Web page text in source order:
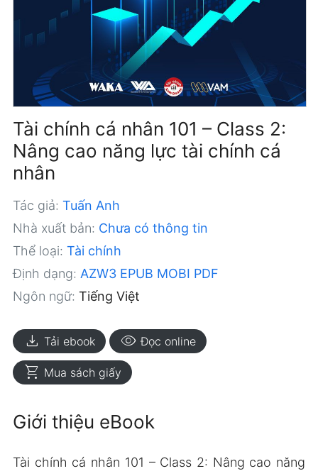
Tài chính cá nhân 101 – Class 2:
Nâng cao năng lực tài chính cá
nhân
Tác giả: Tuấn Anh
Nhà xuất bản: Chưa có thông tin
Thể loại: Tài chính
Định dạng: AZW3 EPUB MOBI PDF
Ngôn ngữ: Tiếng Việt
download Tải ebook visibility Đọc online
shopping_cart Mua sách giấy
Giới thiệu eBook
Tài chính cá nhân 101 – Class 2: Nâng cao năng